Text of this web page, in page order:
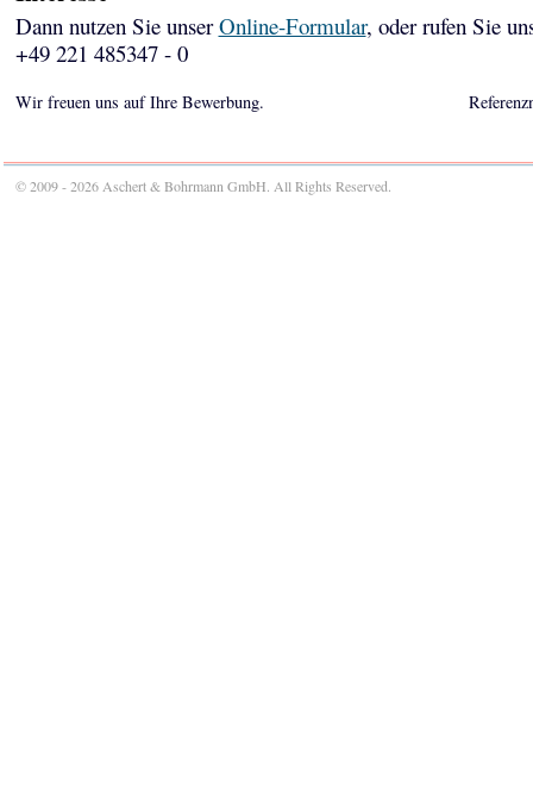
Dann nutzen Sie unserOnline-Formular, oder rufen Sie
+49 221 485347 - 0
Wir freuen uns auf Ihre Bewerbung.
© 2009 - 2026 Aschert & Bohrmann GmbH. All Rights Reserved.